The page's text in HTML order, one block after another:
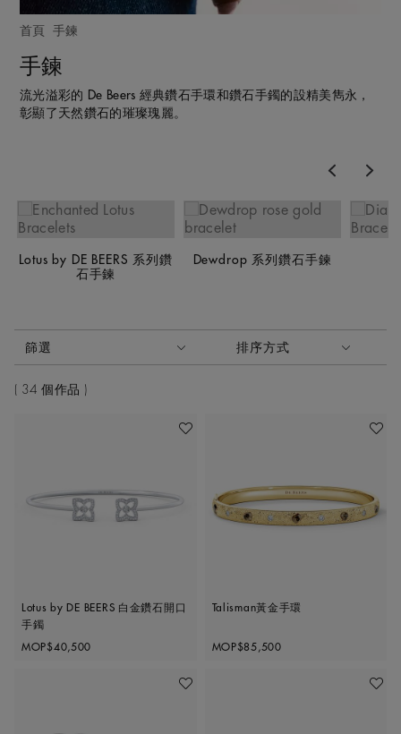
首頁 手鍊
手鍊
流光溢彩的 De Beers 經典鑽石手環和鑽石手鐲的設精美雋永，
彰顯了天然鑽石的璀璨瑰麗。
Lotus by DE BEERS 系列鑽
石手鍊
Dewdrop 系列鑽石手鍊
啟動這些部件將導致頁面上的內容更新。
篩選 排序方式
排序方式
34 個作品
收藏作品
Lotus by DE BEERS 白金鑽石開口
手鐲
Original price
MOP$40,500
收藏作
Talisman黃金手環
Original price
MOP$85,500
收藏作品 收藏作